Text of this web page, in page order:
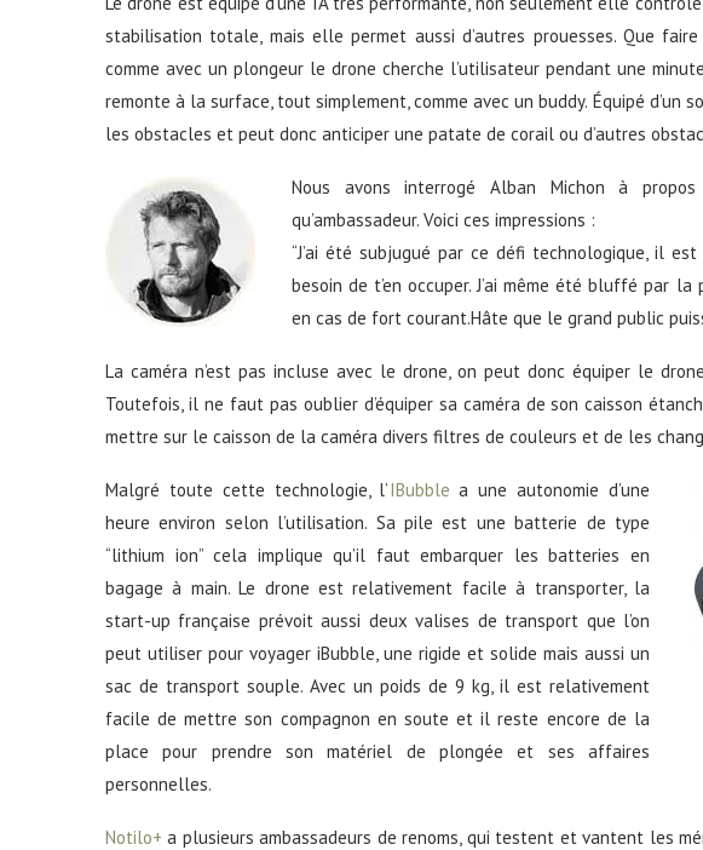
stabilisation totale, mais elle permet aussi d’autres prouesses. Que
comme avec un plongeur le drone cherche l’utilisateur pendant une
remonte à la surface, tout simplement, comme avec un buddy. Équipé d’un
les obstacles et peut donc anticiper une patate de corail ou d’autres
Nous avons interrogé Alban Michon à propos
qu’ambassadeur. Voici ces impressions :
“J’ai été subjugué par ce défi technologique, il
besoin de t’en occuper. J’ai même été bluffé par
en cas de fort courant.Hâte que le grand public
La caméra n’est pas incluse avec le drone, on peut donc équiper le
Toutefois, il ne faut pas oublier d’équiper sa caméra de son caisson
mettre sur le caisson de la caméra divers filtres de couleurs et de les
Malgré toute cette technologie, l’IBubble a une autonomie d’une
heure environ selon l’utilisation. Sa pile est une batterie de type
“lithium ion” cela implique qu’il faut embarquer les batteries en
bagage à main. Le drone est relativement facile à transporter, la
start-up française prévoit aussi deux valises de transport que l’on
peut utiliser pour voyager iBubble, une rigide et solide mais aussi un
sac de transport souple. Avec un poids de 9 kg, il est relativement
facile de mettre son compagnon en soute et il reste encore de la
place pour prendre son matériel de plongée et ses affaires
personnelles.
Notilo+ a plusieurs ambassadeurs de renoms, qui testent et vantent les